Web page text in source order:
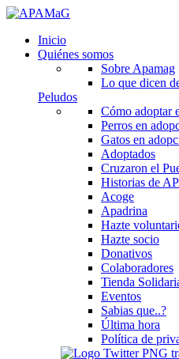
Inicio
Quiénes somos
Sobre Apamag
Lo que dicen
Peludos
Cómo adoptar
Perros en
Gatos en
Adoptados
Cruzaron el
Historias de
Acoge
Apadrina
Hazte
Hazte socio
Donativos
Colaboradores
Tienda
Eventos
Sabias que..?
Última hora
Política de